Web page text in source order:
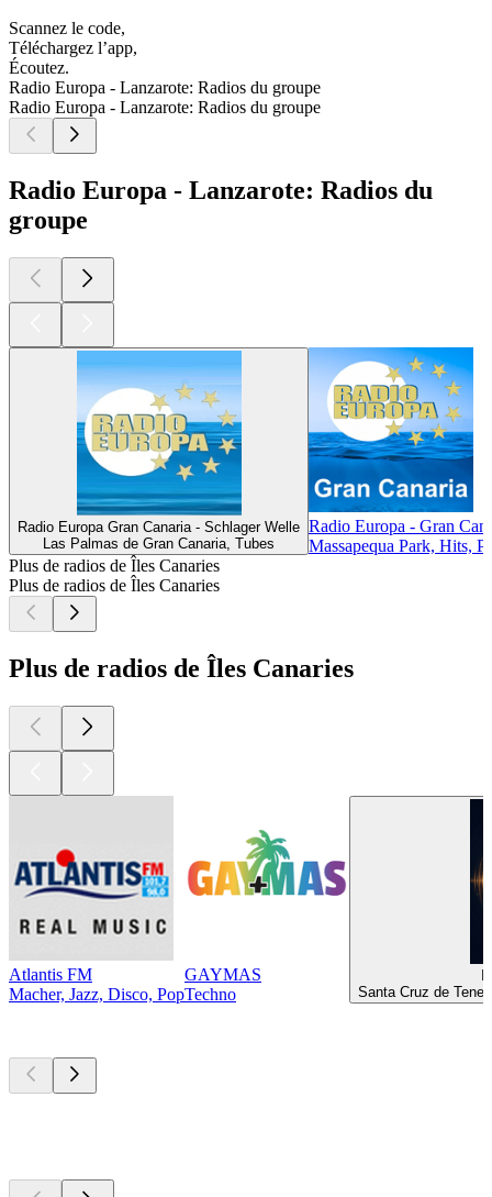
Scannez le code,
Téléchargez l’app,
Écoutez.
Radio Europa - Lanzarote: Radios du groupe
Radio Europa - Lanzarote: Radios du groupe
Radio Europa - Lanzarote: Radios du
groupe
Radio Europa Gran Canaria - Schlager Welle
Las Palmas de Gran Canaria, Tubes
Radio Europa - Gran
Massapequa Park, Hits,
Plus de radios de Îles Canaries
Plus de radios de Îles Canaries
Plus de radios de Îles Canaries
Atlantis FM
Macher, Jazz, Disco, Pop
GAYMAS
Techno
Santa Cruz de